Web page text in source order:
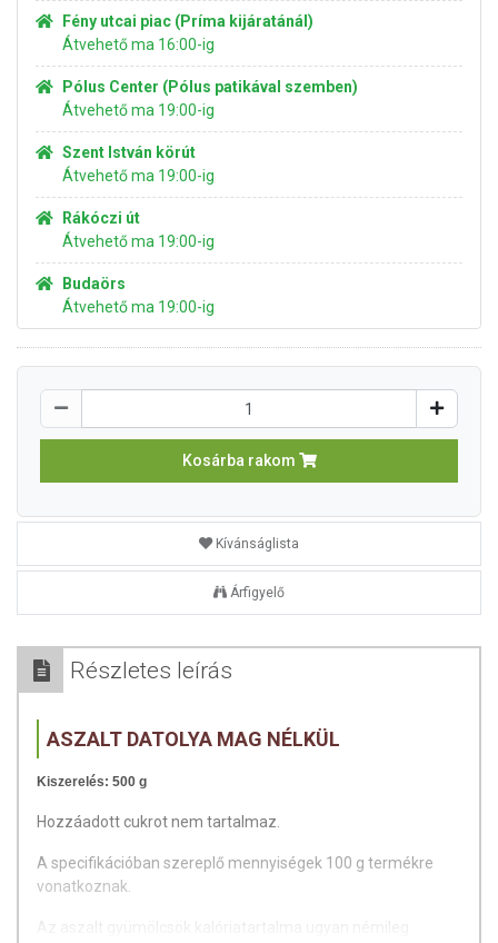
Fény utcai piac (Príma kijáratánál)
Átvehető ma 16:00-ig
Pólus Center (Pólus patikával szemben)
Átvehető ma 19:00-ig
Szent István körút
Átvehető ma 19:00-ig
Rákóczi út
Átvehető ma 19:00-ig
Budaörs
Átvehető ma 19:00-ig
Kosárba rakom
Kívánságlista
Árfigyelő
Részletes leírás
ASZALT DATOLYA MAG NÉLKÜL
Kiszerelés: 500 g
Hozzáadott cukrot nem tartalmaz.
A specifikációban szereplő mennyiségek 100 g termékre
vonatkoznak.